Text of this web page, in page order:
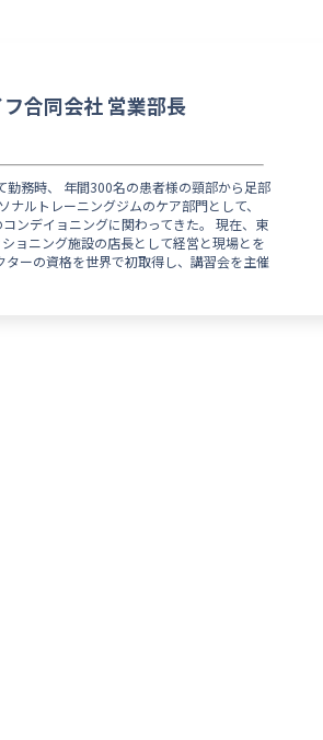
合同会社 営業部長
務時、 年間300名の患者様の頸部から足部
ルトレーニングジムのケア部門として、
ンデイョニングに関わってきた。 現在、東
ョニング施設の店長として経営と現場とを
ーの資格を世界で初取得し、講習会を主催